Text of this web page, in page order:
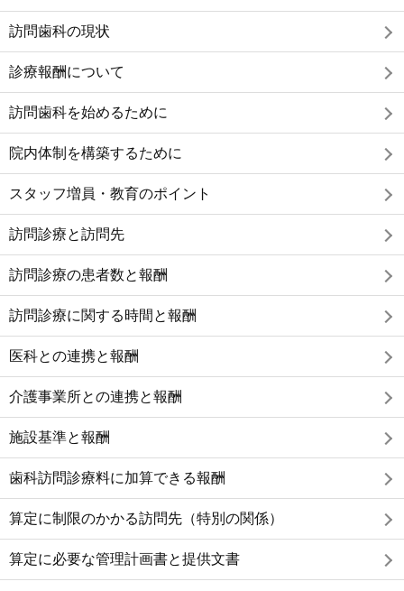
訪問歯科の現状
診療報酬について
訪問歯科を始めるために
院内体制を構築するために
スタッフ増員・教育のポイント
訪問診療と訪問先
訪問診療の患者数と報酬
訪問診療に関する時間と報酬
医科との連携と報酬
介護事業所との連携と報酬
施設基準と報酬
歯科訪問診療料に加算できる報酬
算定に制限のかかる訪問先（特別の関係）
算定に必要な管理計画書と提供文書